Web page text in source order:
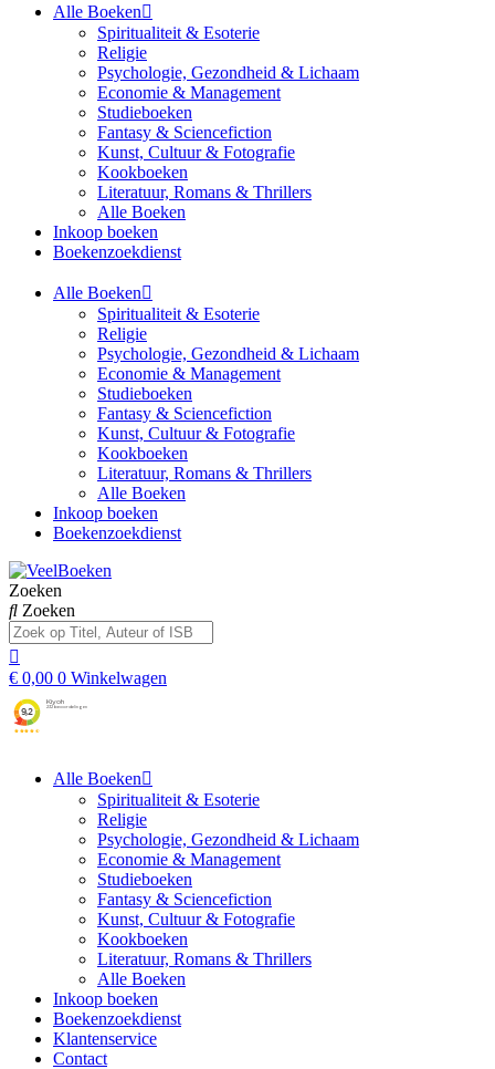
Alle Boeken
Spiritualiteit & Esoterie
Religie
Psychologie, Gezondheid & Lichaam
Economie & Management
Studieboeken
Fantasy & Sciencefiction
Kunst, Cultuur & Fotografie
Kookboeken
Literatuur, Romans & Thrillers
Alle Boeken
Inkoop boeken
Boekenzoekdienst
Alle Boeken
Spiritualiteit & Esoterie
Religie
Psychologie, Gezondheid & Lichaam
Economie & Management
Studieboeken
Fantasy & Sciencefiction
Kunst, Cultuur & Fotografie
Kookboeken
Literatuur, Romans & Thrillers
Alle Boeken
Inkoop boeken
Boekenzoekdienst
Zoeken
Zoeken
€ 0,00 0 Winkelwagen
Alle Boeken
Spiritualiteit & Esoterie
Religie
Psychologie, Gezondheid & Lichaam
Economie & Management
Studieboeken
Fantasy & Sciencefiction
Kunst, Cultuur & Fotografie
Kookboeken
Literatuur, Romans & Thrillers
Alle Boeken
Inkoop boeken
Boekenzoekdienst
Klantenservice
Contact